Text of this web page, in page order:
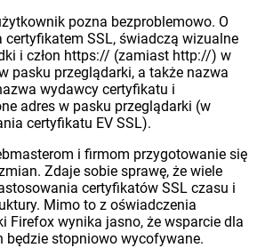
pozna bezproblemowo. O
certyfikatem SSL, świadczą wizualne
i człon https:// (zamiast http://) w
pasku przeglądarki, a także nazwa
wydawcy certyfikatu i
adres w pasku przeglądarki (w
certyfikatu EV SSL).
i firmom przygotowanie się
Zdaje sobie sprawę, że wiele
certyfikatów SSL czasu i
Mimo to z oświadczenia
Firefox wynika jasno, że wsparcie dla
będzie stopniowo wycofywane.